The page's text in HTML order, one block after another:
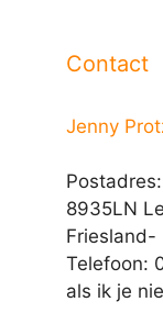
Contact
Jenny
8935LN
Friesland-
Telefoon:
als ik je